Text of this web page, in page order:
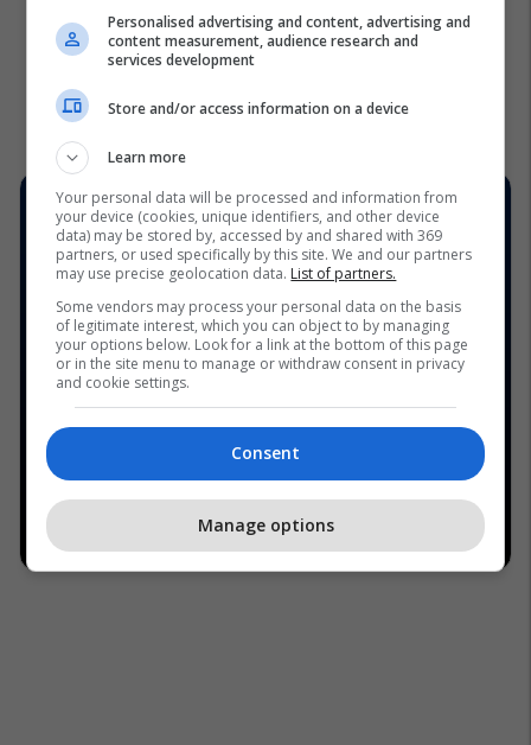
Personalised advertising and content, advertising and
content measurement, audience research and
services development
Store and/or access information on a device
Learn more
Your personal data will be processed and information from
your device (cookies, unique identifiers, and other device
data) may be stored by, accessed by and shared with 369
partners, or used specifically by this site. We and our partners
may use precise geolocation data. List of partners.
Some vendors may process your personal data on the basis
of legitimate interest, which you can object to by managing
your options below. Look for a link at the bottom of this page
or in the site menu to manage or withdraw consent in privacy
and cookie settings.
Consent
Manage options